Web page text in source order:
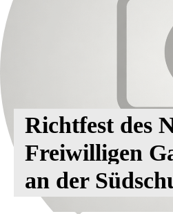
Richtfest des
Freiwilligen
an der